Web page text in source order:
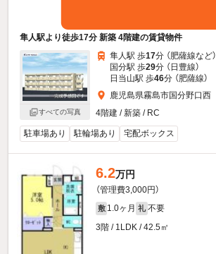
隼人駅より徒歩17分 新築 4階建の賃貸物件
すべての写真
隼人駅 歩17分 （肥薩線など）
国分駅 歩29分 （日豊線）
日当山駅 歩46分 （肥薩線）
鹿児島県霧島市国分野口西
4階建 / 新築 / RC
駐車場あり 駐輪場あり 宅配ボックス
6.2万円
（管理費3,000円）
敷 1.0ヶ月 礼 不要
3階 / 1LDK / 42.5㎡